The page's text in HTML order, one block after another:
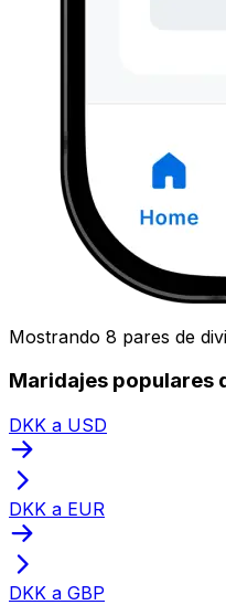
Mostrando 8 pares de
Maridajes populares
DKK a USD
DKK a EUR
DKK a GBP